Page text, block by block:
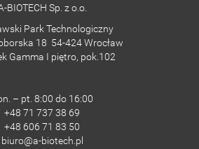
BIOTECH Sp. z o.o.
Park Technologiczny
18 54-424 Wrocław
Gamma I piętro, pok.102
– pt. 8:00 do 16:00
+48 71 737 38 69
+48 606 71 83 50
biuro@a-biotech.pl